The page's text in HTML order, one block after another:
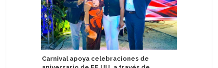
Carnival apoya celebraciones de